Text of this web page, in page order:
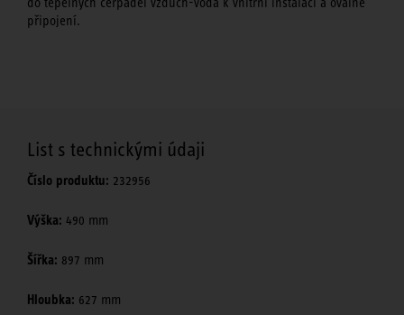
připojení.
List s technickými údaji
Číslo produktu: 232956
Výška: 490 mm
Šířka: 897 mm
Hloubka: 627 mm